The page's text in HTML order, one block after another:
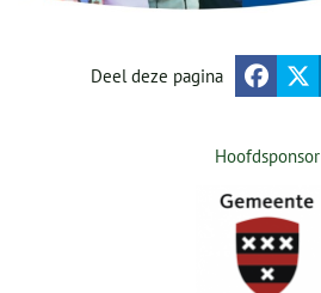
Deel deze pagina
Hoofdsponsor